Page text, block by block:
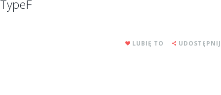
TypeF
LUBIĘ TO UDOSTĘPNIJ